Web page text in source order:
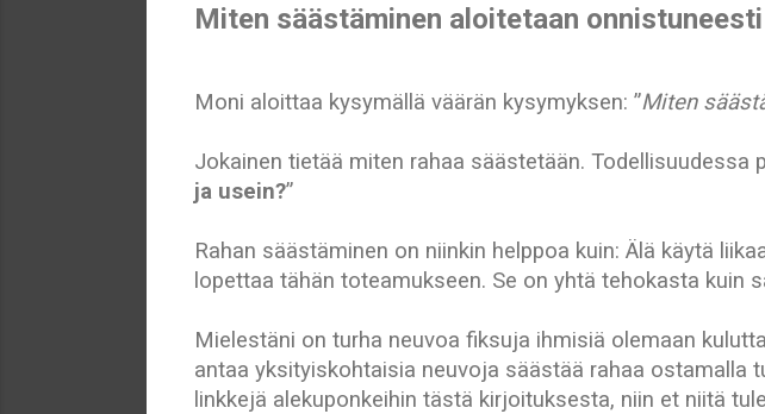
Miten säästäminen aloitetaan
Moni aloittaa kysymällä väärän kysymyksen: ”Miten
Jokainen tietää miten rahaa säästetään. Todellisuudessa
ja usein?”
Rahan säästäminen on niinkin helppoa kuin: Älä käytä
lopettaa tähän toteamukseen. Se on yhtä tehokasta kuin
Mielestäni on turha neuvoa fiksuja ihmisiä olemaan
antaa yksityiskohtaisia neuvoja säästää rahaa ostamalla
linkkejä alekuponkeihin tästä kirjoituksesta, niin et niitä